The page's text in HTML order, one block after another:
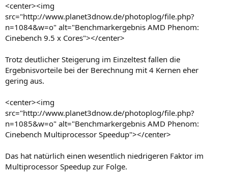
<center><img
src="http://www.planet3dnow.de/photoplog/file.php?
n=1084&w=o" alt="Benchmarkergebnis AMD Phenom:
Cinebench 9.5 x Cores"></center>
Trotz deutlicher Steigerung im Einzeltest fallen die
Ergebnisvorteile bei der Berechnung mit 4 Kernen eher
gering aus.
<center><img
src="http://www.planet3dnow.de/photoplog/file.php?
n=1085&w=o" alt="Benchmarkergebnis AMD Phenom:
Cinebench Multiprocessor Speedup"></center>
Das hat natürlich einen wesentlich niedrigeren Faktor im
Multiprocessor Speedup zur Folge.